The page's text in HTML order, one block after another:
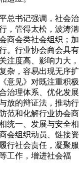
总书记强调，社会治
，管得太松，波涛汹
商会类社会组织；加
。行业协会商会具有
注度高、影响力大，
杂，容易出现无序扩
意见》对既注重积极
治理体系、优化发展
放的辩证法，推动行
范和化解行业协会商
统一、发展与安全相
会组织动员、链接资
行社会责任，凝聚服
工作，增进社会福